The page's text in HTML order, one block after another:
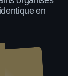
en